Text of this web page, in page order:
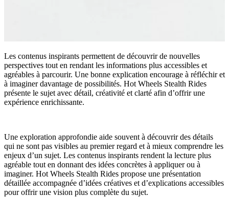
Les contenus inspirants permettent de découvrir de nouvelles
perspectives tout en rendant les informations plus accessibles et
agréables à parcourir. Une bonne explication encourage à réfléchir et
à imaginer davantage de possibilités. Hot Wheels Stealth Rides
présente le sujet avec détail, créativité et clarté afin d’offrir une
expérience enrichissante.
Une exploration approfondie aide souvent à découvrir des détails
qui ne sont pas visibles au premier regard et à mieux comprendre les
enjeux d’un sujet. Les contenus inspirants rendent la lecture plus
agréable tout en donnant des idées concrètes à appliquer ou à
imaginer. Hot Wheels Stealth Rides propose une présentation
détaillée accompagnée d’idées créatives et d’explications accessibles
pour offrir une vision plus complète du sujet.